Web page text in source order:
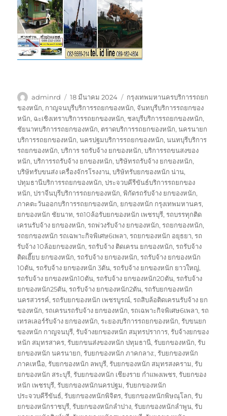
ผู้
เขียน
adminrd
เขียน
เมื่อ
18 มีนาคม 2024
ป้าย
กำกับ
กรุงเทพมหานครบริการรถยก
ของหนัก, กาญจนบุรีบริการรถยกของหนัก, จันทบุรีบริการรถยกของ
หนัก, ฉะเชิงเทราบริการรถยกของหนัก, ชลบุรีบริการรถยกของหนัก,
ชัยนาทบริการรถยกของหนัก, ตราดบริการรถยกของหนัก,นครนายก
บริการรถยกของหนัก,นครปฐมบริการรถยกของหนัก,นนทบุรีบริการ
รถยกของหนัก,บริการ รถรับจ้าง ยกของหนัก,บริการรถขนสงของ
หนัก,บริการรถรับจ้าง ยกของหนัก,บริษัทรถรับจ้าง ยกของหนัก,
บริษัทรับขนส่ง เครื่องจักรโรงงาน,บริษัทรับยกของหนัก น่าน,
ปทุมธานีบริการรถยกของหนัก,ประจวบคีรีขันธ์บริการรถยกของ
หนัก,ปราจีนบุรีบริการรถยกของหนัก,พิกัดรถรับจ้าง ยกของหนัก,
ภาคตะวันออกบริการรถยกของหนัก, ยกของหนัก กรุงเทพมหานคร,
ยกของหนัก ชัยนาท,รถ10ล้อรับยกของหนัก เพชรบุรี,รถบรรทุกติด
เครนรับจ้าง ยกของหนัก,รถพ่วงรับจ้าง ยกของหนัก,รถยกของหนัก,
รถยกของหนัก รถเฉพาะกิจพิเศษ6เพลา,รถยกของหนัก อยุธยา,รถ
รับจ้าง 10ล้อยกของหนัก,รถรับจ้าง ติดเครน ยกของหนัก,รถรับจ้าง
ติดเฮี๊ยบ ยกของหนัก,รถรับจ้าง ยกของหนัก,รถรับจ้าง ยกของหนัก
10ตัน,รถรับจ้าง ยกของหนัก 3ตัน,รถรับจ้าง ยกของหนัก ยาวใหญ่,
รถรับจ้าง ยกของหนัก10ตัน,รถรับจ้าง ยกของหนัก20ตัน,รถรับจ้าง
ยกของหนัก25ตัน,รถรับจ้าง ยกของหนัก2ตัน,รถรับยกของหนัก
นครสวรรค์,รถรับยกของหนัก เพชรบูรณ์,รถสิบล้อติดเครนรับจ้าง ยก
ของหนัก,รถเครนรถรับจ้าง ยกของหนัก,รถเฉพาะกิจพิเศษ6เพลา,รถ
เทรลเลอร์รับจ้าง ยกของหนัก,ระยองบริการรถยกของหนัก,รับขนยก
ของหนัก กาญจนบุรี,รับจ้างยกของหนัก สมุทรปราการ,รับจ้างยกของ
หนัก สมุทรสาคร,รับยกขนส่งของหนัก ปทุมธานี,รับยกของหนัก,รับ
ยกของหนัก นครนายก,รับยกของหนัก ภาคกลาง:,รับยกของหนัก
ภาคเหนือ,รับยกของหนัก ลพบุรี,รับยกของหนัก สมุทรสงคราม,รับ
ยกของหนัก สระบุรี,รับยกของหนัก เชียงราย กำแพงเพชร,รับยกของ
หนัก เพชรบุรี,รับยกของหนักนครปฐม,รับยกของหนัก
ประจวบคีรีขันธ์,รับยกของหนักพิจิตร,รับยกของหนักพิษณุโลก,รับ
ยกของหนักราชบุรี,รับยกของหนักลำปาง,รับยกของหนักลำพูน,รับ